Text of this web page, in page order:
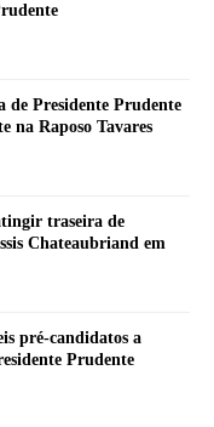
de Presidente Prudente
na Raposo Tavares
traseira de
Chateaubriand em
pré-candidatos a
Prudente